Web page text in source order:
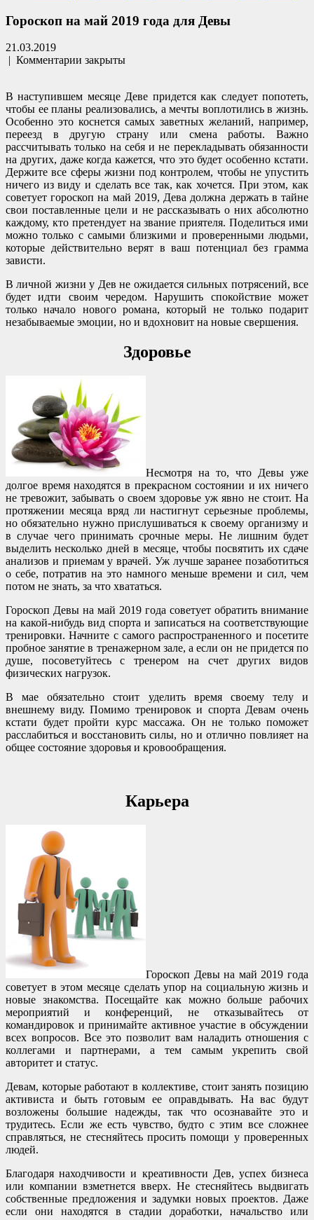
Гороскоп на май 2019 года для Девы
21.03.2019
| Комментарии закрыты
В наступившем месяце Деве придется как следует попотеть,
чтобы ее планы реализовались, а мечты воплотились в жизнь.
Особенно это коснется самых заветных желаний, например,
переезд в другую страну или смена работы. Важно
рассчитывать только на себя и не перекладывать обязанности
на других, даже когда кажется, что это будет особенно кстати.
Держите все сферы жизни под контролем, чтобы не упустить
ничего из виду и сделать все так, как хочется. При этом, как
советует гороскоп на май 2019, Дева должна держать в тайне
свои поставленные цели и не рассказывать о них абсолютно
каждому, кто претендует на звание приятеля. Поделиться ими
можно только с самыми близкими и проверенными людьми,
которые действительно верят в ваш потенциал без грамма
зависти.
В личной жизни у Дев не ожидается сильных потрясений, все
будет идти своим чередом. Нарушить спокойствие может
только начало нового романа, который не только подарит
незабываемые эмоции, но и вдохновит на новые свершения.
Здоровье
Несмотря на то, что Девы уже
долгое время находятся в прекрасном состоянии и их ничего
не тревожит, забывать о своем здоровье уж явно не стоит. На
протяжении месяца вряд ли настигнут серьезные проблемы,
но обязательно нужно прислушиваться к своему организму и
в случае чего принимать срочные меры. Не лишним будет
выделить несколько дней в месяце, чтобы посвятить их сдаче
анализов и приемам у врачей. Уж лучше заранее позаботиться
о себе, потратив на это намного меньше времени и сил, чем
потом не знать, за что хвататься.
Гороскоп Девы на май 2019 года советует обратить внимание
на какой-нибудь вид спорта и записаться на соответствующие
тренировки. Начните с самого распространенного и посетите
пробное занятие в тренажерном зале, а если он не придется по
душе, посоветуйтесь с тренером на счет других видов
физических нагрузок.
В мае обязательно стоит уделить время своему телу и
внешнему виду. Помимо тренировок и спорта Девам очень
кстати будет пройти курс массажа. Он не только поможет
расслабиться и восстановить силы, но и отлично повлияет на
общее состояние здоровья и кровообращения.
Карьера
Гороскоп Девы на май 2019 года
советует в этом месяце сделать упор на социальную жизнь и
новые знакомства. Посещайте как можно больше рабочих
мероприятий и конференций, не отказывайтесь от
командировок и принимайте активное участие в обсуждении
всех вопросов. Все это позволит вам наладить отношения с
коллегами и партнерами, а тем самым укрепить свой
авторитет и статус.
Девам, которые работают в коллективе, стоит занять позицию
активиста и быть готовым ее оправдывать. На вас будут
возложены большие надежды, так что осознавайте это и
трудитесь. Если же есть чувство, будто с этим все сложнее
справляться, не стесняйтесь просить помощи у проверенных
людей.
Благодаря находчивости и креативности Дев, успех бизнеса
или компании взметнется вверх. Не стесняйтесь выдвигать
собственные предложения и задумки новых проектов. Даже
если они находятся в стадии доработки, начальство или